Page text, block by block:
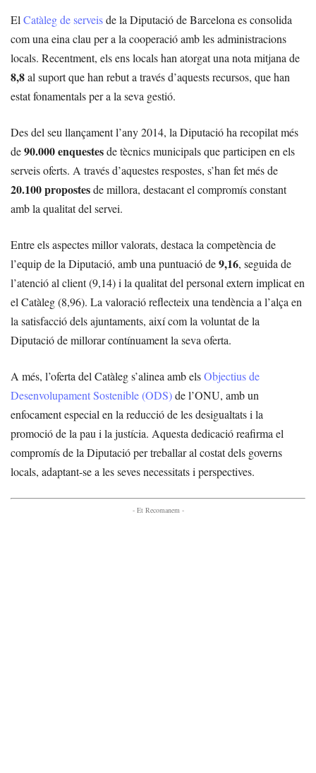
El Catàleg de serveisde la Diputació de Barcelona es consolida
com una eina clau per a la cooperació amb les administracions
locals. Recentment, els ens locals han atorgat una nota mitjana de
8,8al suport que han rebut a través d’aquests recursos, que han
estat fonamentals per a la seva gestió.
Des del seu llançament l’any 2014, la Diputació ha recopilat més
de90.000 enquestesde tècnics municipals que participen en els
serveis oferts. A través d’aquestes respostes, s’han fet més de
20.100 propostesde millora, destacant el compromís constant
amb la qualitat del servei.
Entre els aspectes millor valorats, destaca la competència de
l’equip de la Diputació, amb una puntuació de9,16, seguida de
l’atenció al client (9,14) i la qualitat del personal extern implicat en
el Catàleg (8,96). La valoració reflecteix una tendència a l’alça en
la satisfacció dels ajuntaments, així com la voluntat de la
Diputació de millorar contínuament la seva oferta.
A més, l’oferta del Catàleg s’alinea amb elsObjectius de
Desenvolupament Sostenible (ODS)de l’ONU, amb un
enfocament especial en la reducció de les desigualtats i la
promoció de la pau i la justícia. Aquesta dedicació reafirma el
compromís de la Diputació per treballar al costat dels governs
locals, adaptant-se a les seves necessitats i perspectives.
- Et Recomanem -